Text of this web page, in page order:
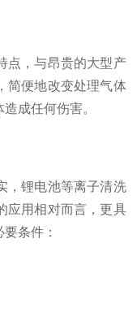
，与昂贵的大型产
简便地改变处理气体
成任何伤害。
锂电池等离子清洗
应用相对而言，更具
条件：